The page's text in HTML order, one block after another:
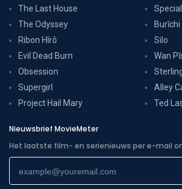
The Last House
The Odyssey
Ribon Hîrô
Evil Dead Burn
Obsession
Supergirl
Project Hail Mary
Burīchi
Silo
Wan
Alley
Ted
Nieuwsbrief MovieMeter
Het laatste film- en serienieuws per e-mail